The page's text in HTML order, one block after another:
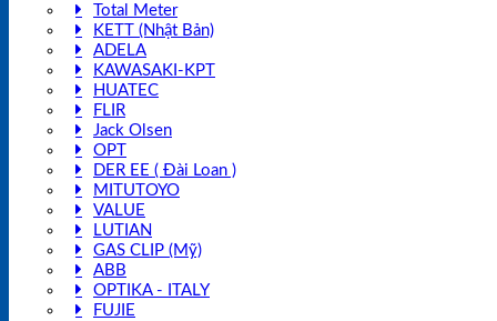
Total Meter
KETT (Nhật Bản)
ADELA
KAWASAKI-KPT
HUATEC
FLIR
Jack Olsen
OPT
DER EE ( Đài Loan )
MITUTOYO
VALUE
LUTIAN
GAS CLIP (Mỹ)
ABB
OPTIKA - ITALY
FUJIE